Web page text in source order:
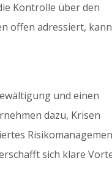
Kontrolle über den
offen adressiert, kann
und einen
dazu, Krisen
sich klare